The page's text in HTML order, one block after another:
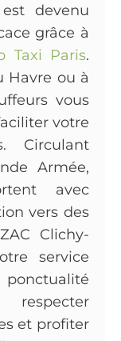
devenu
grâce à
Taxi Paris.
Havre ou à
vous
votre
Circulant
Armée,
avec
vers des
Clichy-
service
et profiter